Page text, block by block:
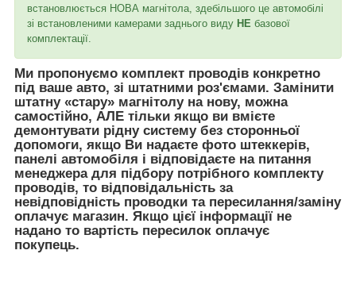
встановлюється НОВА магнітола, здебільшого це автомобілі
зі встановленими камерами заднього виду НЕ базової
комплектації.
Ми пропонуємо комплект проводів конкретно
під ваше авто, зі штатними роз'ємами. Замінити
штатну «стару» магнітолу на нову, можна
самостійно, АЛЕ тільки якщо ви вмієте
демонтувати рідну систему без сторонньої
допомоги, якщо Ви надаєте фото штеккерів,
панелі автомобіля і відповідаєте на питання
менеджера для підбору потрібного комплекту
проводів, то відповідальність за
невідповідність проводки та пересилання/заміну
оплачує магазин. Якщо цієї інформації не
надано то вартість пересилок оплачує
покупець.